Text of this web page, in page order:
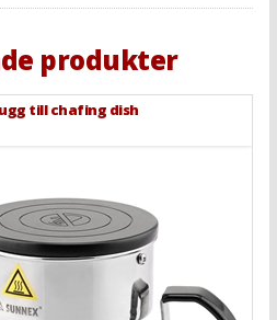
produkter
till chafing dish